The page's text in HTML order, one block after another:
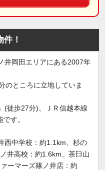
！
井岡田エリアにある2007年
のところに立地していま
(徒歩27分)、ＪＲ信越本線
す。
西中学校：約1.1km、杉の
井高校：約1.6km、茶臼山
ーマーズ篠ノ井店：約